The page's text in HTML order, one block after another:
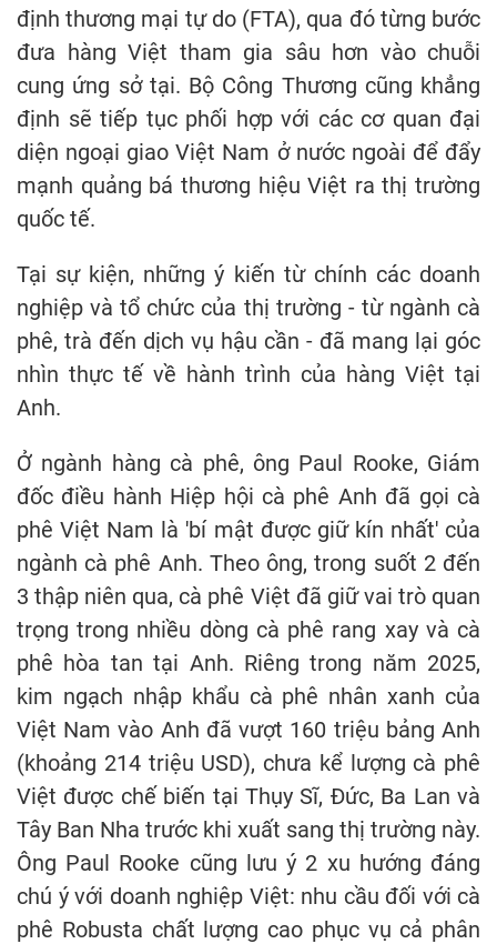
định thương mại tự do (FTA), qua đó từng bước
đưa hàng Việt tham gia sâu hơn vào chuỗi
cung ứng sở tại. Bộ Công Thương cũng khẳng
định sẽ tiếp tục phối hợp với các cơ quan đại
diện ngoại giao Việt Nam ở nước ngoài để đẩy
mạnh quảng bá thương hiệu Việt ra thị trường
quốc tế.
Tại sự kiện, những ý kiến từ chính các doanh
nghiệp và tổ chức của thị trường - từ ngành cà
phê, trà đến dịch vụ hậu cần - đã mang lại góc
nhìn thực tế về hành trình của hàng Việt tại
Anh.
Ở ngành hàng cà phê, ông Paul Rooke, Giám
đốc điều hành Hiệp hội cà phê Anh đã gọi cà
phê Việt Nam là 'bí mật được giữ kín nhất' của
ngành cà phê Anh. Theo ông, trong suốt 2 đến
3 thập niên qua, cà phê Việt đã giữ vai trò quan
trọng trong nhiều dòng cà phê rang xay và cà
phê hòa tan tại Anh. Riêng trong năm 2025,
kim ngạch nhập khẩu cà phê nhân xanh của
Việt Nam vào Anh đã vượt 160 triệu bảng Anh
(khoảng 214 triệu USD), chưa kể lượng cà phê
Việt được chế biến tại Thụy Sĩ, Đức, Ba Lan và
Tây Ban Nha trước khi xuất sang thị trường này.
Ông Paul Rooke cũng lưu ý 2 xu hướng đáng
chú ý với doanh nghiệp Việt: nhu cầu đối với cà
phê Robusta chất lượng cao phục vụ cả phân